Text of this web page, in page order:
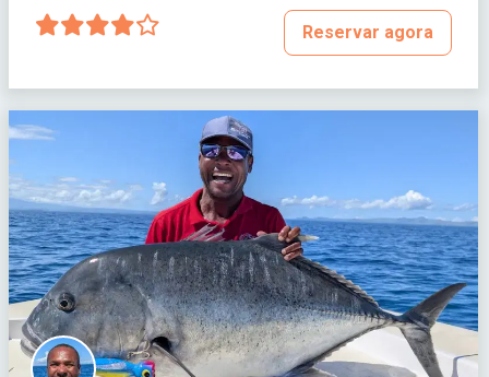
Reservar agora